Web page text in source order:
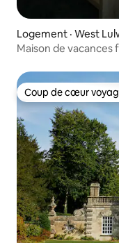
Logement · West
Maison de vacances
Coup de cœur
Coup de cœur